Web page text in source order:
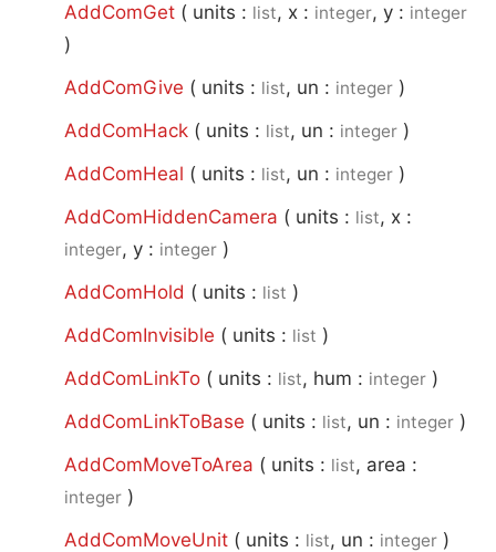
AddComGet ( units : list, x : integer, y : integer
)
AddComGive ( units : list, un : integer )
AddComHack ( units : list, un : integer )
AddComHeal ( units : list, un : integer )
AddComHiddenCamera ( units : list, x :
integer, y : integer )
AddComHold ( units : list )
AddComInvisible ( units : list )
AddComLinkTo ( units : list, hum : integer )
AddComLinkToBase ( units : list, un : integer )
AddComMoveToArea ( units : list, area :
integer )
AddComMoveUnit ( units : list, un : integer )